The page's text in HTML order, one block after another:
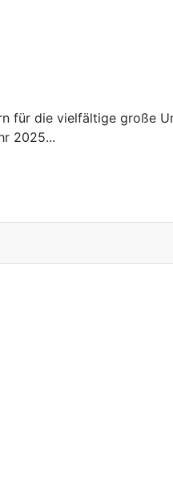
für die vielfältige große
2025...